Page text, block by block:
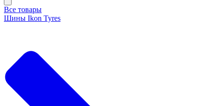
Все товары
Шины Ikon Tyres